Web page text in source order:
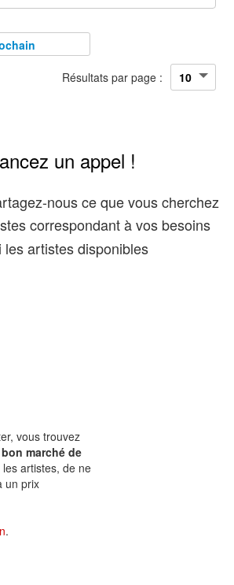
Résultats par page :
un appel !
nous ce que vous cherchez
correspondant à vos besoins
artistes disponibles
vous trouvez
marché de
artistes, de ne
un prix
.